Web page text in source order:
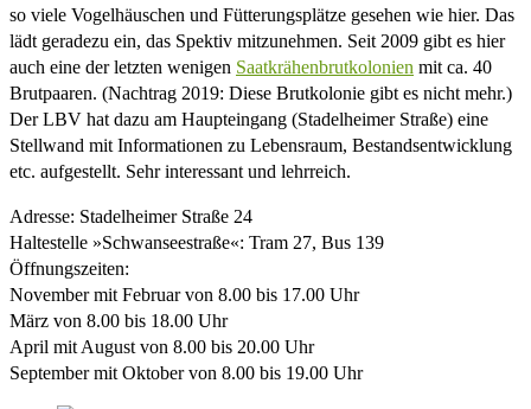
so viele Vogelhäuschen und Fütterungsplätze gesehen wie hier. Das
lädt geradezu ein, das Spektiv mitzunehmen. Seit 2009 gibt es hier
auch eine der letzten wenigen Saatkrähenbrutkolonien mit ca. 40
Brutpaaren. (Nachtrag 2019: Diese Brutkolonie gibt es nicht mehr.)
Der LBV hat dazu am Haupteingang (Stadelheimer Straße) eine
Stellwand mit Informationen zu Lebensraum, Bestandsentwicklung
etc. aufgestellt. Sehr interessant und lehrreich.
Adresse: Stadelheimer Straße 24
Haltestelle »Schwanseestraße«: Tram 27, Bus 139
Öffnungszeiten:
November mit Februar von 8.00 bis 17.00 Uhr
März von 8.00 bis 18.00 Uhr
April mit August von 8.00 bis 20.00 Uhr
September mit Oktober von 8.00 bis 19.00 Uhr